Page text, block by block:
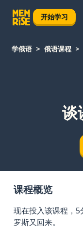
开始学习
学俄语 俄语课程
谈
课程概览
现在投入该课程，
罗斯又回来。